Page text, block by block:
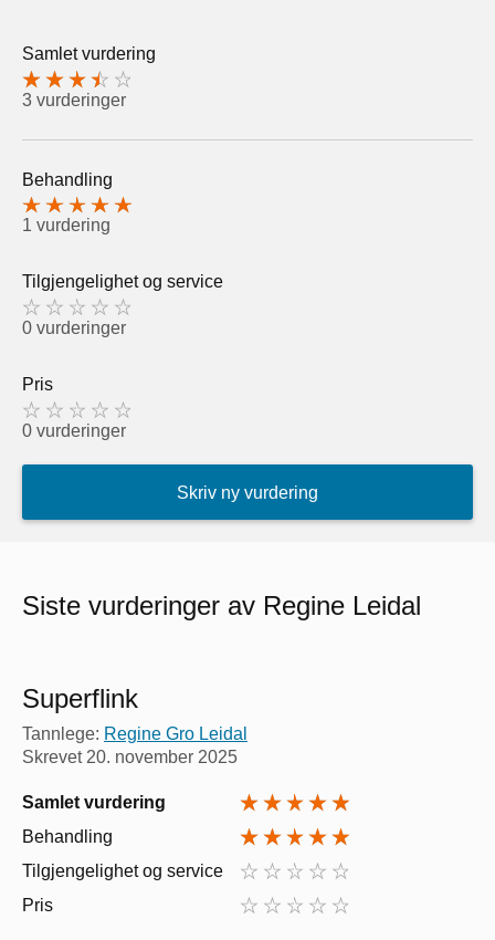
Samlet vurdering
3 vurderinger
Behandling
1 vurdering
Tilgjengelighet og service
0 vurderinger
Pris
0 vurderinger
Skriv ny vurdering
Siste vurderinger av Regine Leidal
Superflink
Tannlege: Regine Gro Leidal
Skrevet20. november 2025
Samlet vurdering
Behandling
Tilgjengelighet og service
Pris